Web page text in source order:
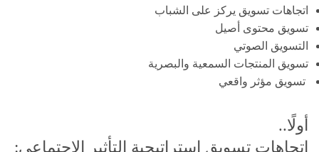
اتجاهات تسويق يركز على الشباب
تسويق محتوى أصيل
التسويق الصوتي
تسويق المنتجات السمعية والبصرية
تسويق مؤثر واقعي
أولًا..
اتجاهات تسويق استراتيجية التأثير الاجتماعي: